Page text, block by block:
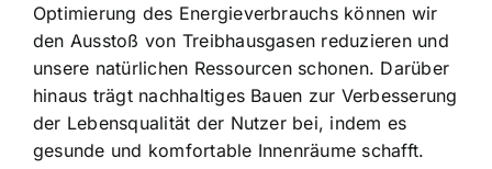
Optimierung des Energieverbrauchs können wir
den Ausstoß von Treibhausgasen reduzieren und
unsere natürlichen Ressourcen schonen. Darüber
hinaus trägt nachhaltiges Bauen zur Verbesserung
der Lebensqualität der Nutzer bei, indem es
gesunde und komfortable Innenräume schafft.